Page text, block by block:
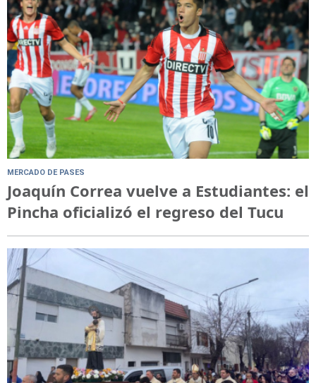
MERCADO DE PASES
Joaquín Correa vuelve a Estudiantes: el
Pincha oficializó el regreso del Tucu